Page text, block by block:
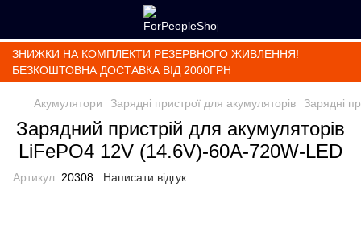
ЗНИЖКИ НА КОМПЛЕКТИ РЕЗЕРВНОГО ЖИВЛЕННЯ!
БЕЗКОШТОВНА ДОСТАВКА ВІД 2000ГРН
Акумулятори Зарядні пристрої для акумуляторів Зарядні
Зарядний пристрій для акумуляторів
LiFePO4 12V (14.6V)-60A-720W-LED
Артикул: 20308 Написати відгук